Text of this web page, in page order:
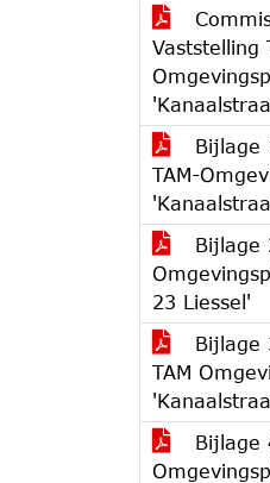
Vaststelling
Bijlage
TAM-
Bijlage
23 Liessel'
Bijlage
TAM
Bijlage